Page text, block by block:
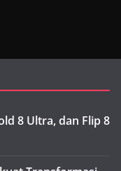
8 Ultra, dan Flip 8